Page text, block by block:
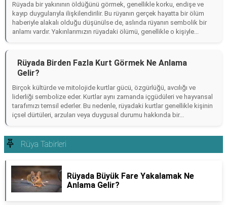
Rüyada bir yakınının öldüğünü görmek, genellikle korku, endişe ve
kayıp duygularıyla ilişkilendirilir. Bu rüyanın gerçek hayatta bir ölüm
haberiyle alakalı olduğu düşünülse de, aslında rüyanın sembolik bir
anlamı vardır. Yakınlarımızın rüyadaki ölümü, genellikle o kişiyle...
Rüyada Birden Fazla Kurt Görmek Ne Anlama
Gelir?
Birçok kültürde ve mitolojide kurtlar gücü, özgürlüğü, avcılığı ve
liderliği sembolize eder. Kurtlar aynı zamanda içgüdüleri ve hayvansal
tarafımızı temsil ederler. Bu nedenle, rüyadaki kurtlar genellikle kişinin
içsel dürtüleri, arzuları veya duygusal durumu hakkında bir...
Rüya Tabirleri
Rüyada Büyük Fare Yakalamak Ne
Anlama Gelir?